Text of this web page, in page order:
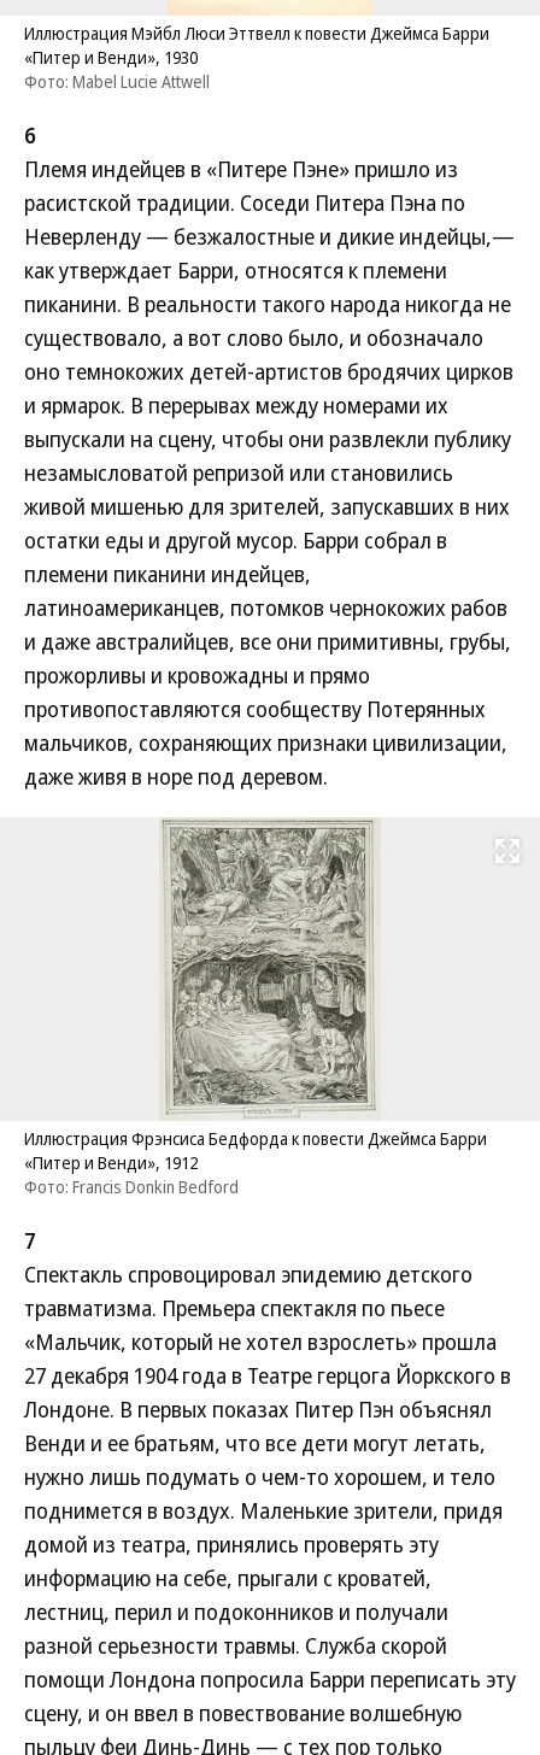
Иллюстрация Мэйбл Люси Эттвелл к повести Джеймса Барри
«Питер и Венди», 1930
Фото: Mabel Lucie Attwell
6
Племя индейцев в «Питере Пэне» пришло из
расистской традиции. Соседи Питера Пэна по
Неверленду — безжалостные и дикие индейцы,—
как утверждает Барри, относятся к племени
пиканини. В реальности такого народа никогда не
существовало, а вот слово было, и обозначало
оно темнокожих детей-артистов бродячих цирков
и ярмарок. В перерывах между номерами их
выпускали на сцену, чтобы они развлекли публику
незамысловатой репризой или становились
живой мишенью для зрителей, запускавших в них
остатки еды и другой мусор. Барри собрал в
племени пиканини индейцев,
латиноамериканцев, потомков чернокожих рабов
и даже австралийцев, все они примитивны, грубы,
прожорливы и кровожадны и прямо
противопоставляются сообществу Потерянных
мальчиков, сохраняющих признаки цивилизации,
даже живя в норе под деревом.
Развернуть
Иллюстрация Фрэнсиса Бедфорда к повести Джеймса Барри
«Питер и Венди», 1912
Фото: Francis Donkin Bedford
7
Спектакль спровоцировал эпидемию детского
травматизма. Премьера спектакля по пьесе
«Мальчик, который не хотел взрослеть» прошла
27 декабря 1904 года в Театре герцога Йоркского в
Лондоне. В первых показах Питер Пэн объяснял
Венди и ее братьям, что все дети могут летать,
нужно лишь подумать о чем-то хорошем, и тело
поднимется в воздух. Маленькие зрители, придя
домой из театра, принялись проверять эту
информацию на себе, прыгали с кроватей,
лестниц, перил и подоконников и получали
разной серьезности травмы. Служба скорой
помощи Лондона попросила Барри переписать эту
сцену, и он ввел в повествование волшебную
пыльцу феи Динь-Динь — с тех пор только